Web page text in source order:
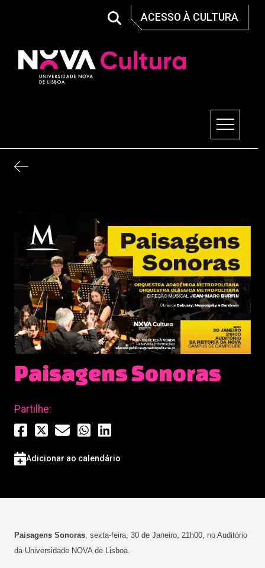
ACESSO À CULTURA
Paisagens Sonoras
Partilhe:
Adicionar ao calendário
Paisagens Sonoras , sexta-feira, 30 de Janeiro, 21h00, no Auditório
da Universidade NOVA de Lisboa.